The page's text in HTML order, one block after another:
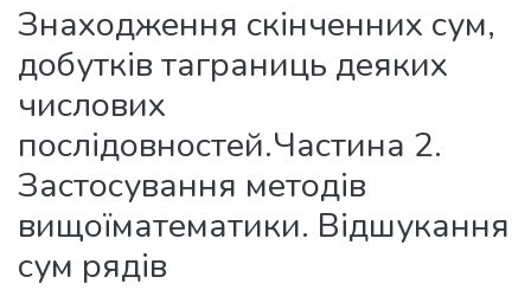
Знаходження скiнченних сум,
добуткiв таграниць деяких
числових
послiдовностей.Частина 2.
Застосування методiв
вищоїматематики. Вiдшукання
сум рядiв